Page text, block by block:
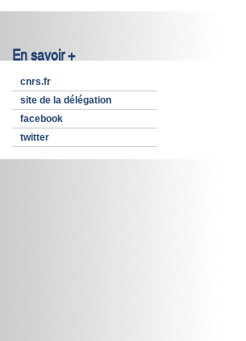
En savoir +
cnrs.fr
site de la délégation
facebook
twitter